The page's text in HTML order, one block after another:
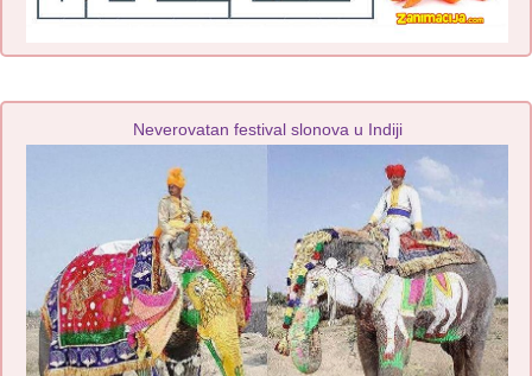
Neverovatan festival slonova u Indiji